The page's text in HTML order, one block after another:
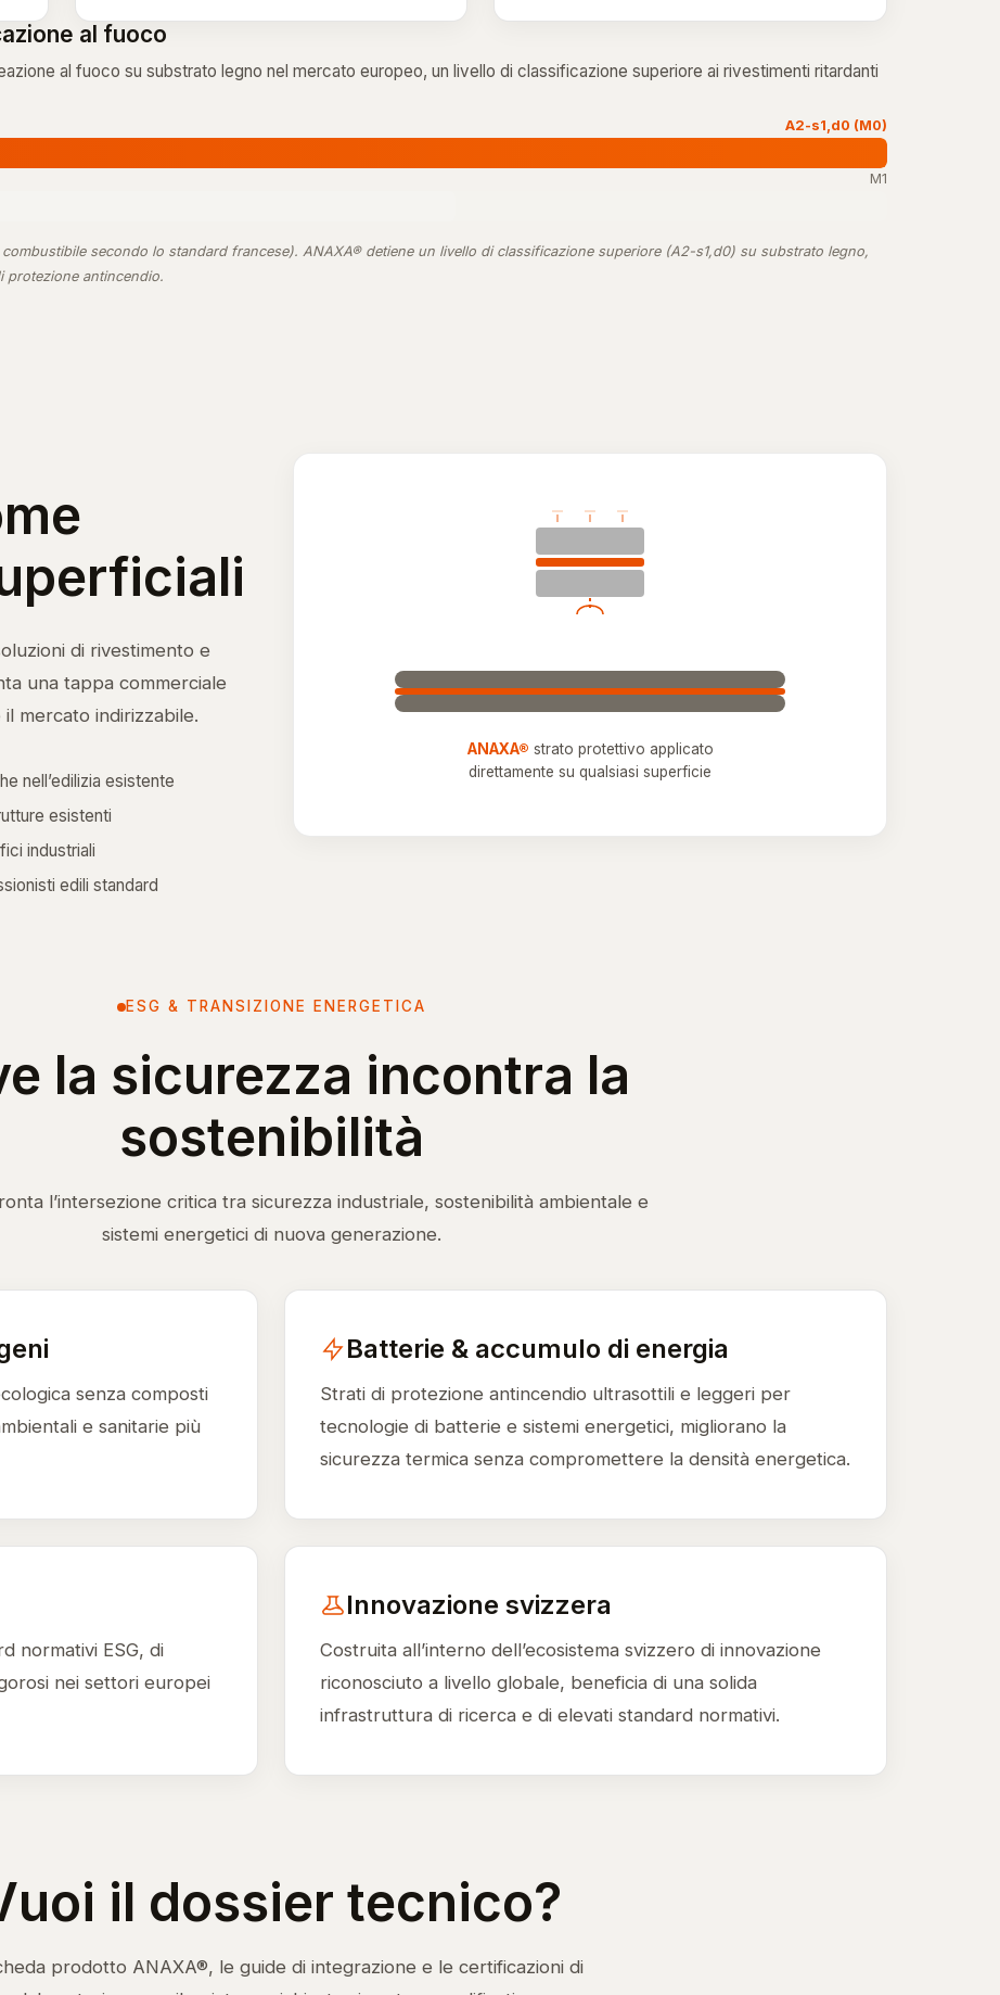
al fuoco
al fuoco su substrato legno nel mercato europeo, un livello di classificazione superiore ai rivestimenti ritardanti
A2-s1,d0 (M0)
M1
secondo lo standard francese). ANAXA® detiene un livello di classificazione superiore (A2-s1,d0) su substrato legno,
protezione antincendio.
di rivestimento e
una tappa commerciale
mercato indirizzabile.
nell’edilizia esistente
esistenti
industriali
edili standard
ANAXA® strato protettivo applicato
direttamente su qualsiasi superficie
ESG & TRANSIZIONE ENERGETICA
la sicurezza incontra la
sostenibilità
l’intersezione critica tra sicurezza industriale, sostenibilità ambientale e
sistemi energetici di nuova generazione.
senza composti
e sanitarie più
Batterie & accumulo di energia
Strati di protezione antincendio ultrasottili e leggeri per
tecnologie di batterie e sistemi energetici, migliorano la
sicurezza termica senza compromettere la densità energetica.
normativi ESG, di
nei settori europei
Innovazione svizzera
Costruita all’interno dell’ecosistema svizzero di innovazione
riconosciuto a livello globale, beneficia di una solida
infrastruttura di ricerca e di elevati standard normativi.
il dossier tecnico?
prodotto ANAXA®, le guide di integrazione e le certificazioni di